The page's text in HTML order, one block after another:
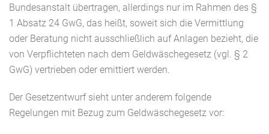
Bundesanstalt übertragen, allerdings nur im Rahmen des §
1 Absatz 24 GwG, das heißt, soweit sich die Vermittlung
oder Beratung nicht ausschließlich auf Anlagen bezieht, die
von Verpflichteten nach dem Geldwäschegesetz (vgl. § 2
GwG) vertrieben oder emittiert werden.
Der Gesetzentwurf sieht unter anderem folgende
Regelungen mit Bezug zum Geldwäschegesetz vor: